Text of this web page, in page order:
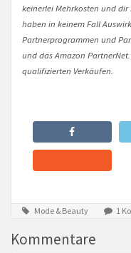
keinerlei Mehrkosten und
haben in keinem Fall
Partnerprogrammen und
und das Amazon
qualifizierten Verkäufen.
Mode & Beauty 1
Kommentare